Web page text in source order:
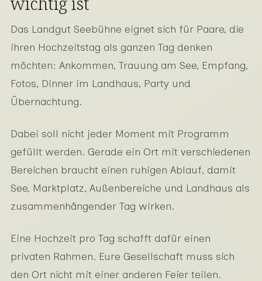
Das Landgut Seebühne eignet sich für Paare, die
ihren Hochzeitstag als ganzen Tag denken
möchten: Ankommen, Trauung am See, Empfang,
Fotos, Dinner im Landhaus, Party und
Übernachtung.
Dabei soll nicht jeder Moment mit Programm
gefüllt werden. Gerade ein Ort mit verschiedenen
Bereichen braucht einen ruhigen Ablauf, damit
See, Marktplatz, Außenbereiche und Landhaus als
zusammenhängender Tag wirken.
Eine Hochzeit pro Tag schafft dafür einen
privaten Rahmen. Eure Gesellschaft muss sich
den Ort nicht mit einer anderen Feier teilen.